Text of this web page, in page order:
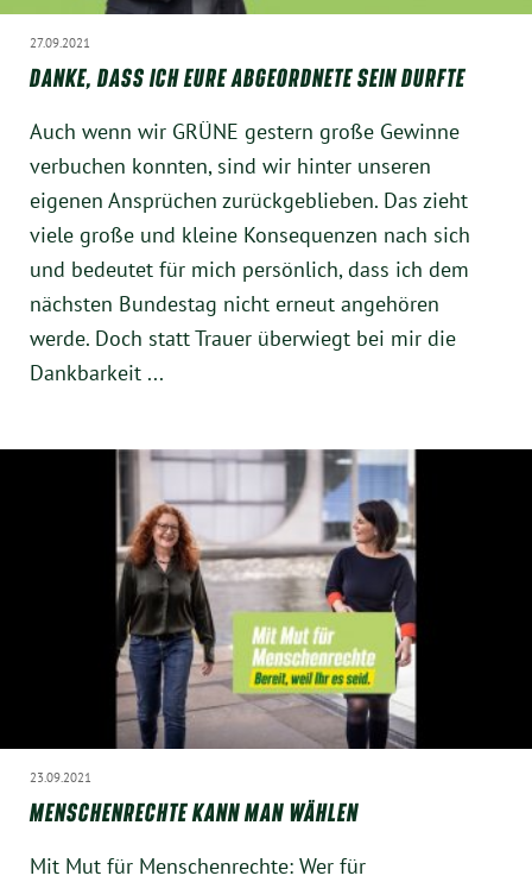
München
Zur Person
Kontakt
Presse
Termine
Twitter
YouTube
27.09.2021
DANKE, DASS ICH EURE ABGEORDNETE SEIN DURFTE
Auch wenn wir GRÜNE gestern große Gewinne
verbuchen konnten, sind wir hinter unseren
eigenen Ansprüchen zurückgeblieben. Das zieht
viele große und kleine Konsequenzen nach sich
und bedeutet für mich persönlich, dass ich dem
nächsten Bundestag nicht erneut angehören
werde. Doch statt Trauer überwiegt bei mir die
Dankbarkeit ...
23.09.2021
MENSCHENRECHTE KANN MAN WÄHLEN
Mit Mut für Menschenrechte: Wer für